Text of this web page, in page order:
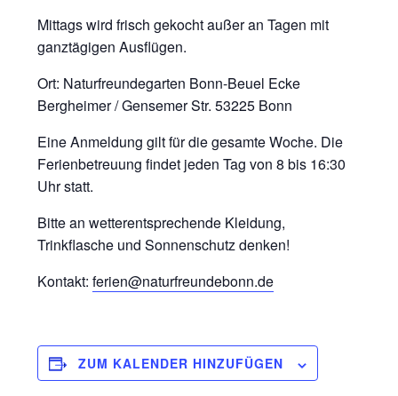
Mittags wird frisch gekocht außer an Tagen mit
ganztägigen Ausflügen.
Ort: Naturfreundegarten Bonn-Beuel Ecke
Bergheimer / Gensemer Str. 53225 Bonn
Eine Anmeldung gilt für die gesamte Woche. Die
Ferienbetreuung findet jeden Tag von 8 bis 16:30
Uhr statt.
Bitte an wetterentsprechende Kleidung,
Trinkflasche und Sonnenschutz denken!
Kontakt:ferien@naturfreundebonn.de
ZUM KALENDER HINZUFÜGEN